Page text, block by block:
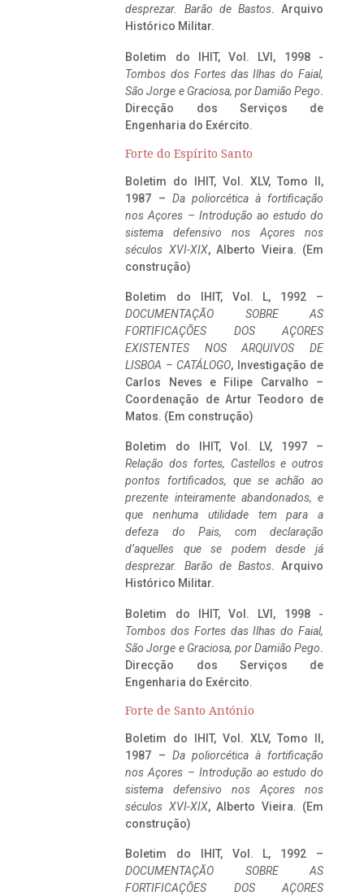
desprezar. Barão de Bastos. Arquivo
Histórico Militar.
Boletim do IHIT, Vol. LVI, 1998 -
Tombos dos Fortes das Ilhas do Faial,
São Jorge e Graciosa, por Damião Pego.
Direcção dos Serviços de
Engenharia do Exército.
Forte do Espírito Santo
Boletim do IHIT, Vol. XLV, Tomo II,
1987 – Da poliorcética à fortificação
nos Açores – Introdução ao estudo do
sistema defensivo nos Açores nos
séculos XVI-XIX, Alberto Vieira. (Em
construção)
Boletim do IHIT, Vol. L, 1992 –
DOCUMENTAÇÃO SOBRE AS
FORTIFICAÇÕES DOS AÇORES
EXISTENTES NOS ARQUIVOS DE
LISBOA – CATÁLOGO, Investigação de
Carlos Neves e Filipe Carvalho –
Coordenação de Artur Teodoro de
Matos. (Em construção)
Boletim do IHIT, Vol. LV, 1997 –
Relação dos fortes, Castellos e outros
pontos fortificados, que se achão ao
prezente inteiramente abandonados, e
que nenhuma utilidade tem para a
defeza do Pais, com declaração
d’aquelles que se podem desde já
desprezar. Barão de Bastos. Arquivo
Histórico Militar.
Boletim do IHIT, Vol. LVI, 1998 -
Tombos dos Fortes das Ilhas do Faial,
São Jorge e Graciosa, por Damião Pego.
Direcção dos Serviços de
Engenharia do Exército.
Forte de Santo António
Boletim do IHIT, Vol. XLV, Tomo II,
1987 – Da poliorcética à fortificação
nos Açores – Introdução ao estudo do
sistema defensivo nos Açores nos
séculos XVI-XIX, Alberto Vieira. (Em
construção)
Boletim do IHIT, Vol. L, 1992 –
DOCUMENTAÇÃO SOBRE AS
FORTIFICAÇÕES DOS AÇORES